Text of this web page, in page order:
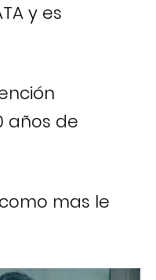
y es
años de
mas le